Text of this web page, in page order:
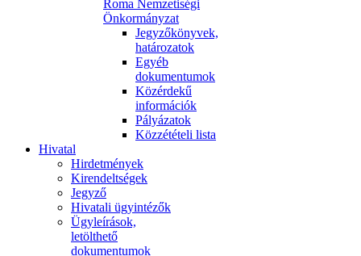
Roma Nemzetiségi
Önkormányzat
Jegyzőkönyvek,
határozatok
Egyéb
dokumentumok
Közérdekű
információk
Pályázatok
Közzétételi lista
Hivatal
Hirdetmények
Kirendeltségek
Jegyző
Hivatali ügyintézők
Ügyleírások,
letölthető
dokumentumok